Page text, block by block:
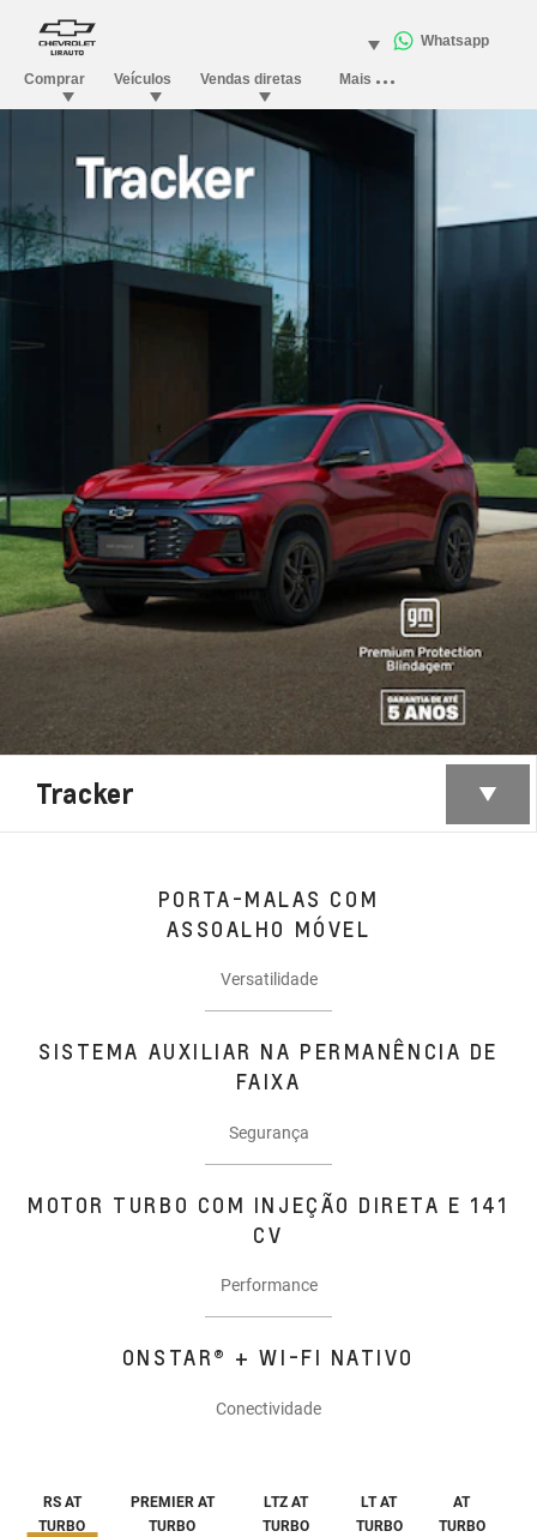
Tracker
PORTA-MALAS COM
ASSOALHO MÓVEL
Versatilidade
SISTEMA AUXILIAR NA PERMANÊNCIA DE
FAIXA
Segurança
MOTOR TURBO COM INJEÇÃO DIRETA E 141
CV
Performance
ONSTAR® + WI-FI NATIVO
Conectividade
RS AT
TURBO
PREMIER AT
TURBO
LTZ AT
TURBO
LT AT
TURBO
AT
TURBO